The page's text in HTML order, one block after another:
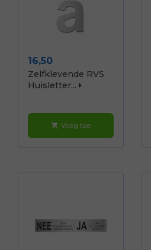
Prijs
16,50
Zelfklevende RVS
Huisletter...
shopping_cart Voeg toe